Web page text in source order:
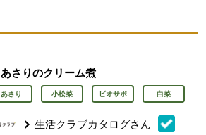
あさりのクリーム煮
あさり 小松菜 ビオサポ 白菜
生活クラブカタログさん